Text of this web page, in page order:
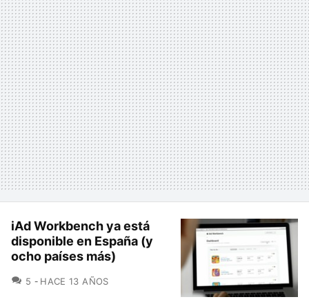
iAd Workbench ya está
disponible en España (y
ocho países más)
5 COMENTARIOS
HACE 13 AÑOS